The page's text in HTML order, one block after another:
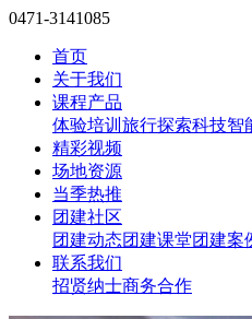
0471-3141085
首页
关于我们
课程产品
体验培训 旅行探索科技智
精彩视频
场地资源
当季热推
团建社区
团建动态团建课堂团建案
联系我们
招贤纳士商务合作